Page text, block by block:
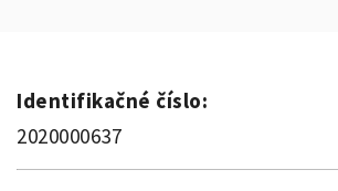
Identifikačné číslo:
2020000637